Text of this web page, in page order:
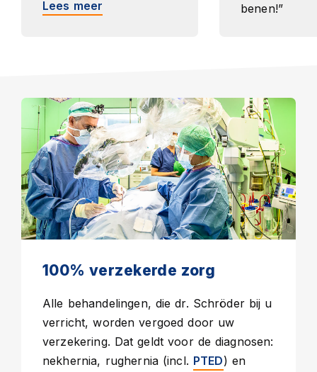
Lees meer benen!”
100% verzekerde zorg
Alle behandelingen, die dr. Schröder bij u
verricht, worden vergoed door uw
verzekering. Dat geldt voor de diagnosen:
nekhernia, rughernia (incl. PTED) en